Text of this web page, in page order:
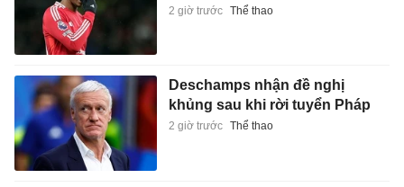
2 giờ trước Thể thao
Deschamps nhận đề nghị
khủng sau khi rời tuyển Pháp
2 giờ trước Thể thao